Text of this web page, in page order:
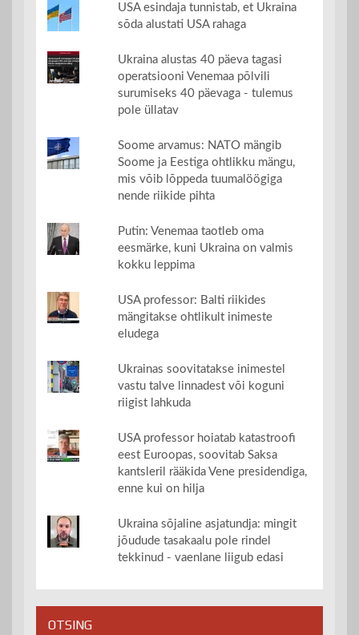
USA esindaja tunnistab, et Ukraina
sõda alustati USA rahaga
Ukraina alustas 40 päeva tagasi
operatsiooni Venemaa põlvili
surumiseks 40 päevaga - tulemus
pole üllatav
Soome arvamus: NATO mängib
Soome ja Eestiga ohtlikku mängu,
mis võib lõppeda tuumalöögiga
nende riikide pihta
Putin: Venemaa taotleb oma
eesmärke, kuni Ukraina on valmis
kokku leppima
USA professor: Balti riikides
mängitakse ohtlikult inimeste
eludega
Ukrainas soovitatakse inimestel
vastu talve linnadest või koguni
riigist lahkuda
USA professor hoiatab katastroofi
eest Euroopas, soovitab Saksa
kantsleril rääkida Vene presidendiga,
enne kui on hilja
Ukraina sõjaline asjatundja: mingit
jõudude tasakaalu pole rindel
tekkinud - vaenlane liigub edasi
OTSING